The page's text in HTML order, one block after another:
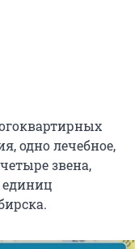
одно лечебное,
звена,
единиц